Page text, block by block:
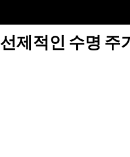
선제적인 수명 주